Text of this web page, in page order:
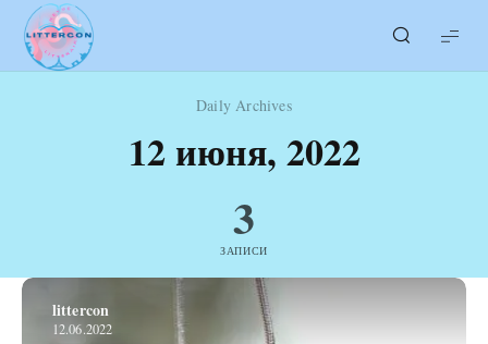
LITTERcon
Daily Archives
12 июня, 2022
3
ЗАПИСИ
littercon
12.06.2022